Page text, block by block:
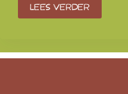
Lees verder